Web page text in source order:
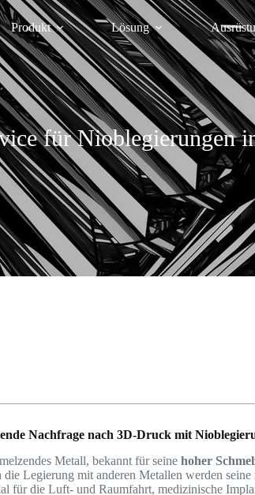
Produkt Lösung
für Nioblegierungen
Nachfrage nach 3D-Druck mit
Metall, bekannt für seinehoher
die Legierung mit anderen Metallen werden seine
für die Luft- und Raumfahrt, medizinische